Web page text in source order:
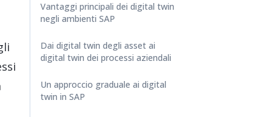
Vantaggi principali dei digital twin
negli ambienti SAP
Dai digital twin degli asset ai
digital twin dei processi aziendali
Un approccio graduale ai digital
twin in SAP